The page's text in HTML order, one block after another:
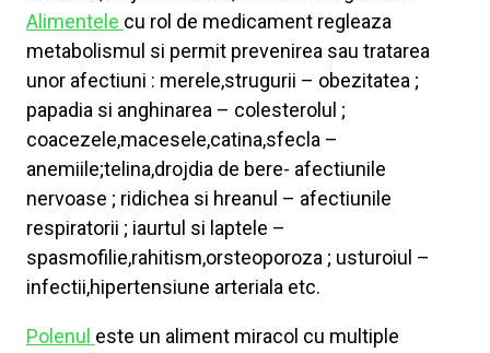
Alimentele cu rol de medicament regleaza
metabolismul si permit prevenirea sau tratarea
unor afectiuni : merele,strugurii – obezitatea ;
papadia si anghinarea – colesterolul ;
coacezele,macesele,catina,sfecla –
anemiile;telina,drojdia de bere- afectiunile
nervoase ; ridichea si hreanul – afectiunile
respiratorii ; iaurtul si laptele –
spasmofilie,rahitism,orsteoporoza ; usturoiul –
infectii,hipertensiune arteriala etc.
Polenul este un aliment miracol cu multiple